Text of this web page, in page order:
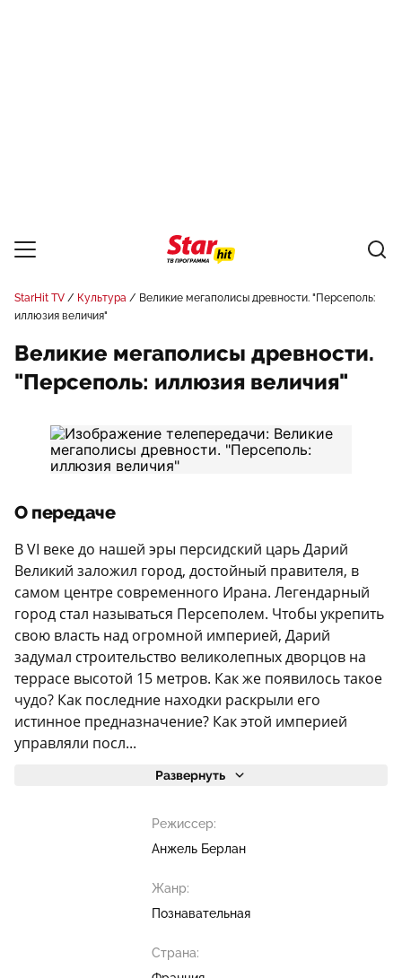
StarHit TV Культура
Великие мегаполисы древности. "Персеполь:
иллюзия величия"
Великие мегаполисы древности.
"Персеполь: иллюзия величия"
О передаче
В VI веке до нашей эры персидский царь Дарий
Великий заложил город, достойный правителя, в
самом центре современного Ирана. Легендарный
город стал называться Персеполем. Чтобы укрепить
свою власть над огромной империей, Дарий
задумал строительство великолепных дворцов на
террасе высотой 15 метров. Как же появилось такое
чудо? Как последние находки раскрыли его
истинное предназначение? Как этой империей
управляли посл...
Развернуть
Режиссер:
Анжель Берлан
Жанр:
Познавательная
Страна: